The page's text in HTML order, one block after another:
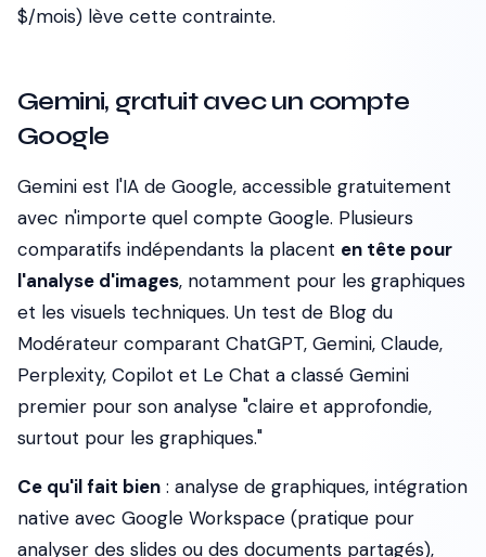
$/mois) lève cette contrainte.
Gemini, gratuit avec un compte
Google
Gemini est l'IA de Google, accessible gratuitement
avec n'importe quel compte Google. Plusieurs
comparatifs indépendants la placent en tête pour
l'analyse d'images, notamment pour les graphiques
et les visuels techniques. Un test de Blog du
Modérateur comparant ChatGPT, Gemini, Claude,
Perplexity, Copilot et Le Chat a classé Gemini
premier pour son analyse "claire et approfondie,
surtout pour les graphiques."
Ce qu'il fait bien : analyse de graphiques, intégration
native avec Google Workspace (pratique pour
analyser des slides ou des documents partagés),